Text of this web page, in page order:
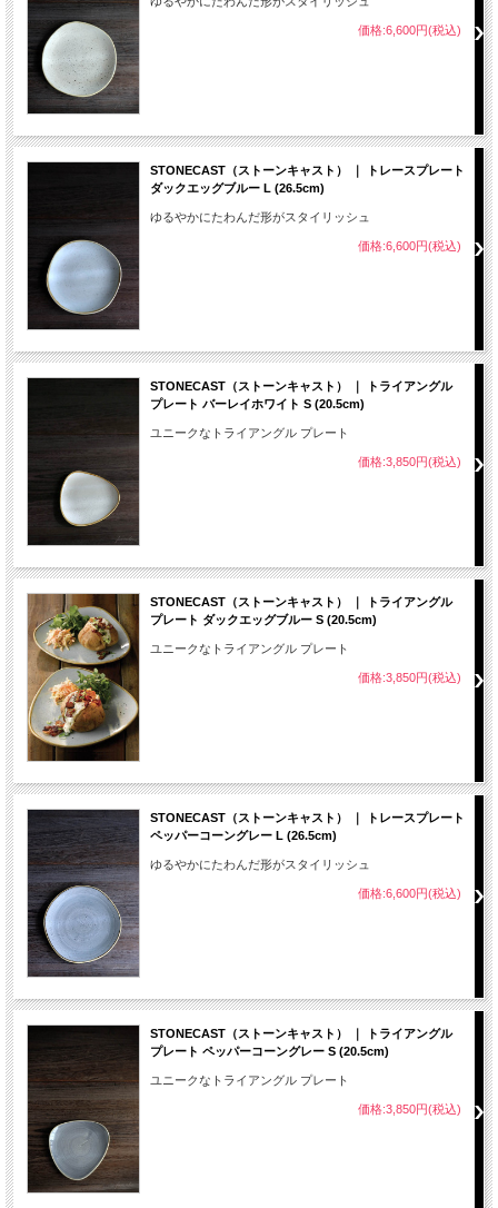
価格:6,600円(税込)
STONECAST（ストーンキャスト） ｜ トレースプレート
ダックエッグブルー L (26.5cm)
ゆるやかにたわんだ形がスタイリッシュ
価格:6,600円(税込)
STONECAST（ストーンキャスト） ｜ トライアングル
プレート バーレイホワイト S (20.5cm)
ユニークなトライアングル プレート
価格:3,850円(税込)
STONECAST（ストーンキャスト） ｜ トライアングル
プレート ダックエッグブルー S (20.5cm)
ユニークなトライアングル プレート
価格:3,850円(税込)
STONECAST（ストーンキャスト） ｜ トレースプレート
ペッパーコーングレー L (26.5cm)
ゆるやかにたわんだ形がスタイリッシュ
価格:6,600円(税込)
STONECAST（ストーンキャスト） ｜ トライアングル
プレート ペッパーコーングレー S (20.5cm)
ユニークなトライアングル プレート
価格:3,850円(税込)